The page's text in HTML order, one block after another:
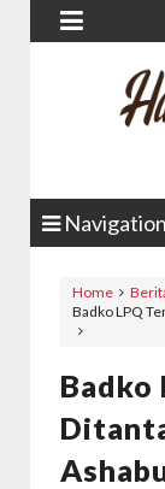

Navigation
Home
Badko LPQ
Badko